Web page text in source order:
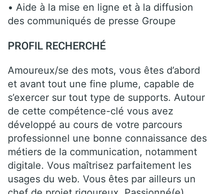
• Aide à la mise en ligne et à la diffusion
des communiqués de presse Groupe
PROFIL RECHERCHÉ
Amoureux/se des mots, vous êtes d’abord
et avant tout une fine plume, capable de
s’exercer sur tout type de supports. Autour
de cette compétence-clé vous avez
développé au cours de votre parcours
professionnel une bonne connaissance des
métiers de la communication, notamment
digitale. Vous maîtrisez parfaitement les
usages du web. Vous êtes par ailleurs un